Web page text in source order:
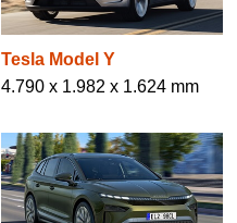
Tesla Model Y
4.790 x 1.982 x 1.624 mm